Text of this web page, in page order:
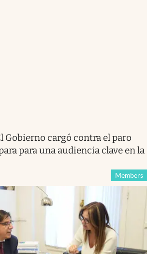
Gobierno cargó contra el paro
para una audiencia clave en la
Members